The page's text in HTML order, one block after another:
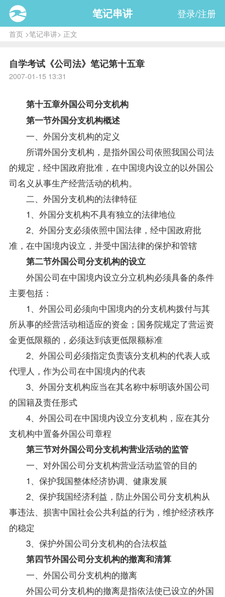
笔记串讲 登录/注册
首页>笔记串讲> 正文
自学考试《公司法》笔记第十五章
2007-01-15 13:31
第十五章外国公司分支机构
第一节外国分支机构概述
一、外国分支机构的定义
所谓外国分支机构，是指外国公司依照我国公司法
的规定，经中国政府批准，在中国境内设立的以外国公
司名义从事生产经营活动的机构。
二、外国分支机构的法律特征
1、外国分支机构不具有独立的法律地位
2、外国分支必须依照中国法律，经中国政府批
准，在中国境内设立，并受中国法律的保护和管辖
第二节外国公司分支机构的设立
外国公司在中国境内设立分立机构必须具备的条件
主要包括：
1、外国公司必须向中国境内的分支机构拨付与其
所从事的经营活动相适应的资金；国务院规定了营运资
金更低限额的，必须达到该更低限额标准
2、外国公司必须指定负责该分支机构的代表人或
代理人，作为公司在中国境内的代表
3、外国分支机构应当在其名称中标明该外国公司
的国籍及责任形式
4、外国公司在中国境内设立分支机构，应在其分
支机构中置备外国公司章程
第三节对外国公司分支机构营业活动的监管
一、对外国公司分支机构营业活动监管的目的
1、保护我国整体经济协调、健康发展
2、保护我国经济利益，防止外国公司分支机构从
事违法、损害中国社会公共利益的行为，维护经济秩序
的稳定
3、保护外国公司分支机构的合法权益
第四节外国公司分支机构的撤离和清算
一、外国公司分支机构的撤离
外国公司分支机构的撤离是指依法使已设立的外国